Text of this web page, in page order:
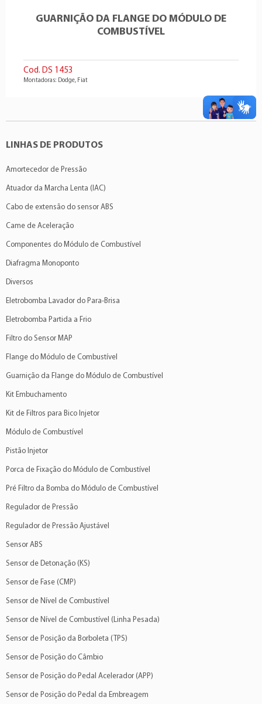
GUARNIÇÃO DA FLANGE DO MÓDULO DE
COMBUSTÍVEL
Cod. DS 1453
Montadoras: Dodge, Fiat
LINHAS DE PRODUTOS
Amortecedor de Pressão
Atuador da Marcha Lenta (IAC)
Cabo de extensão do sensor ABS
Came de Aceleração
Componentes do Módulo de Combustível
Diafragma Monoponto
Diversos
Eletrobomba Lavador do Para-Brisa
Eletrobomba Partida a Frio
Filtro do Sensor MAP
Flange do Módulo de Combustível
Guarnição da Flange do Módulo de Combustível
Kit Embuchamento
Kit de Filtros para Bico Injetor
Módulo de Combustível
Pistão Injetor
Porca de Fixação do Módulo de Combustível
Pré Filtro da Bomba do Módulo de Combustível
Regulador de Pressão
Regulador de Pressão Ajustável
Sensor ABS
Sensor de Detonação (KS)
Sensor de Fase (CMP)
Sensor de Nível de Combustível
Sensor de Nível de Combustível (Linha Pesada)
Sensor de Posição da Borboleta (TPS)
Sensor de Posição do Câmbio
Sensor de Posição do Pedal Acelerador (APP)
Sensor de Posição do Pedal da Embreagem